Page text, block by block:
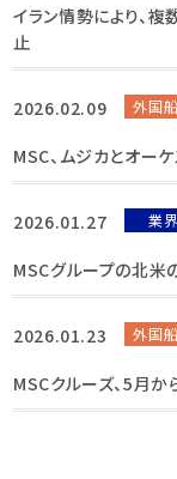
イラン情勢により、
止
2026.02.09 外国
MSC、ムジカとオー
2026.01.27 業界
MSCグループの北米
2026.01.23 外国
MSCクルーズ、5月